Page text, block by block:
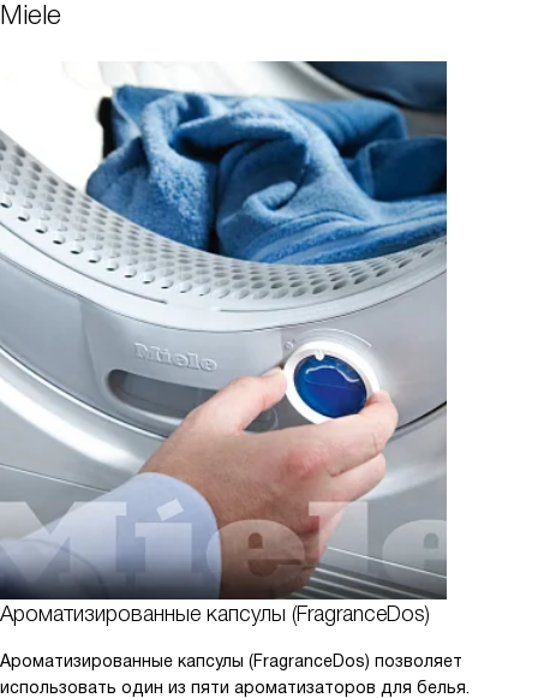
Miele
Ароматизированные капсулы (FragranceDos)
Ароматизированные капсулы (FragranceDos) позволяет
использовать один из пяти ароматизаторов для белья.